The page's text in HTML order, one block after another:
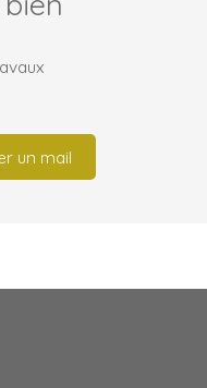
un mail